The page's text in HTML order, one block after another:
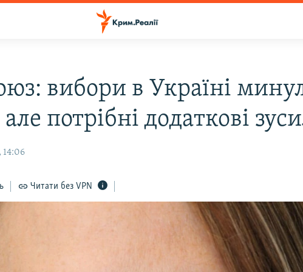
вибори в Україні
потрібні додаткові
14:06
Читати без VPN